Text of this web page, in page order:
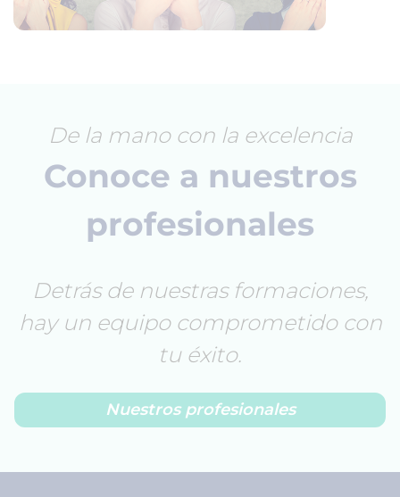
De la mano con la excelencia
Conoce a nuestros
profesionales
Detrás de nuestras formaciones,
hay un equipo comprometido con
tu éxito.
Nuestros profesionales